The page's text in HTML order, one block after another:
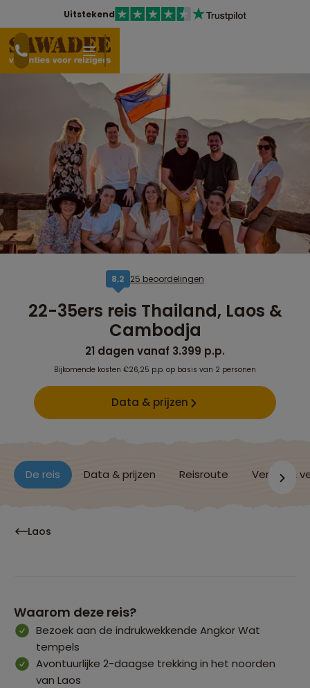
Uitstekend
8,2 25 beoordelingen
22-35ers reis Thailand, Laos &
Cambodja
21 dagen vanaf 3.399 p.p.
Bijkomende kosten €26,25 p.p. op basis van 2 personen
Data & prijzen
De reis Data & prijzen Reisroute Verblijf &
Laos
Waarom deze reis?
Bezoek aan de indrukwekkende Angkor Wat
tempels
Avontuurlijke 2-daagse trekking in het noorden
van Laos